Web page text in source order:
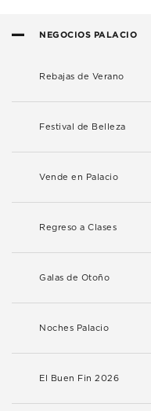
NEGOCIOS PALACIO
Rebajas de Verano
Festival de Belleza
Vende en Palacio
Regreso a Clases
Galas de Otoño
Noches Palacio
El Buen Fin 2026